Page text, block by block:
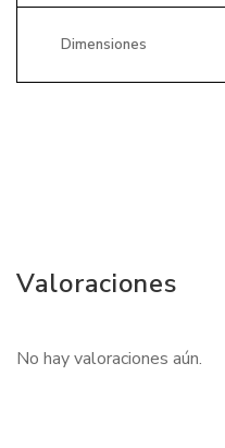
Dimensiones
Valoraciones
No hay valoraciones aún.